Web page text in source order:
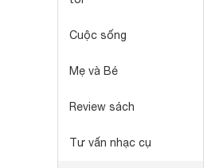
Cuộc sống
Mẹ và Bé
Review sách
Tư vấn nhạc cụ